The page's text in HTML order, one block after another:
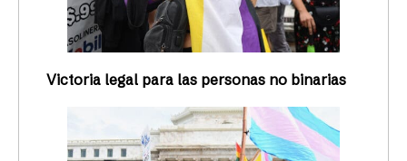
Victoria legal para las personas no binarias